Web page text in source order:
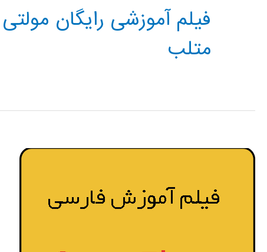
فیلم آموزشی رایگان
متلب